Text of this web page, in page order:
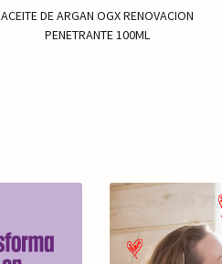
ACEITE DE ARGAN OGX RENOVACION
PENETRANTE 100ML